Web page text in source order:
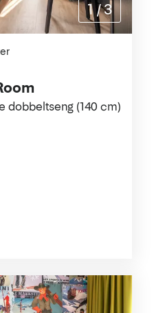
dobbeltseng (140 cm)
1 /3